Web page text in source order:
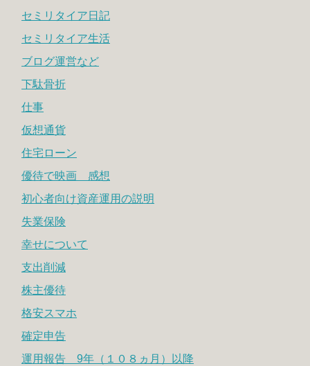
セミリタイア日記
セミリタイア生活
ブログ運営など
下駄骨折
仕事
仮想通貨
住宅ローン
優待で映画 感想
初心者向け資産運用の説明
失業保険
幸せについて
支出削減
株主優待
格安スマホ
確定申告
運用報告 9年（１０８ヵ月）以降